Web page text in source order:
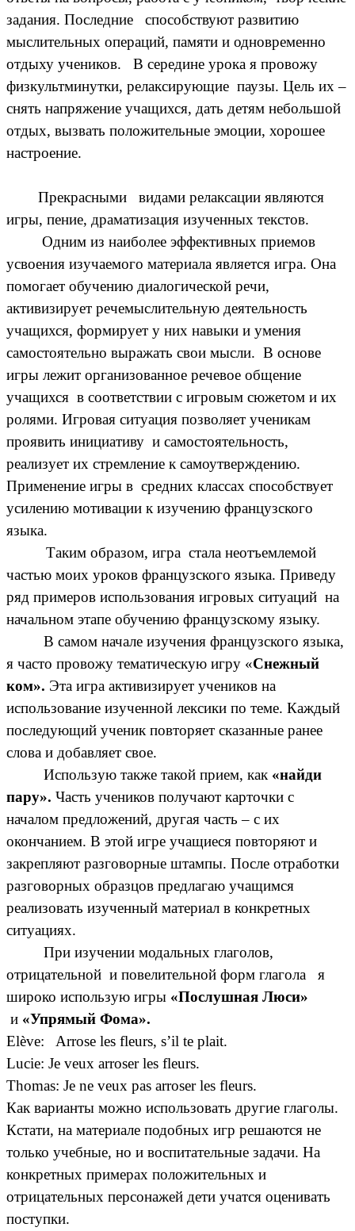
задания. Последние способствуют развитию
мыслительных операций, памяти и одновременно
отдыху учеников. В середине урока я провожу
физкультминутки, релаксирующие паузы. Цель их –
снять напряжение учащихся, дать детям небольшой
отдых, вызвать положительные эмоции, хорошее
настроение.
Прекрасными видами релаксации являются
игры, пение, драматизация изученных текстов.
Одним из наиболее эффективных приемов
усвоения изучаемого материала является игра. Она
помогает обучению диалогической речи,
активизирует речемыслительную деятельность
учащихся, формирует у них навыки и умения
самостоятельно выражать свои мысли. В основе
игры лежит организованное речевое общение
учащихся в соответствии с игровым сюжетом и их
ролями. Игровая ситуация позволяет ученикам
проявить инициативу и самостоятельность,
реализует их стремление к самоутверждению.
Применение игры в средних классах способствует
усилению мотивации к изучению французского
языка.
Таким образом, игра стала неотъемлемой
частью моих уроков французского языка. Приведу
ряд примеров использования игровых ситуаций на
начальном этапе обучению французскому языку.
В самом начале изучения французского языка,
я часто провожу тематическую игру «Снежный
ком». Эта игра активизирует учеников на
использование изученной лексики по теме. Каждый
последующий ученик повторяет сказанные ранее
слова и добавляет свое.
Использую также такой прием, как «найди
пару». Часть учеников получают карточки с
началом предложений, другая часть – с их
окончанием. В этой игре учащиеся повторяют и
закрепляют разговорные штампы. После отработки
разговорных образцов предлагаю учащимся
реализовать изученный материал в конкретных
ситуациях.
При изучении модальных глаголов,
отрицательной и повелительной форм глагола я
широко использую игры «Послушная Люси»
и «Упрямый Фома».
Elève: Arrose les fleurs, s’il te plait.
Lucie: Je veux arroser les fleurs.
Thomas: Je ne veux pas arroser les fleurs.
Как варианты можно использовать другие глаголы.
Кстати, на материале подобных игр решаются не
только учебные, но и воспитательные задачи. На
конкретных примерах положительных и
отрицательных персонажей дети учатся оценивать
поступки.